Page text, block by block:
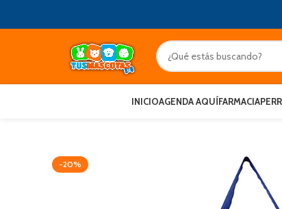
INICIOAGENDA AQUÍFARMACIA
-20%